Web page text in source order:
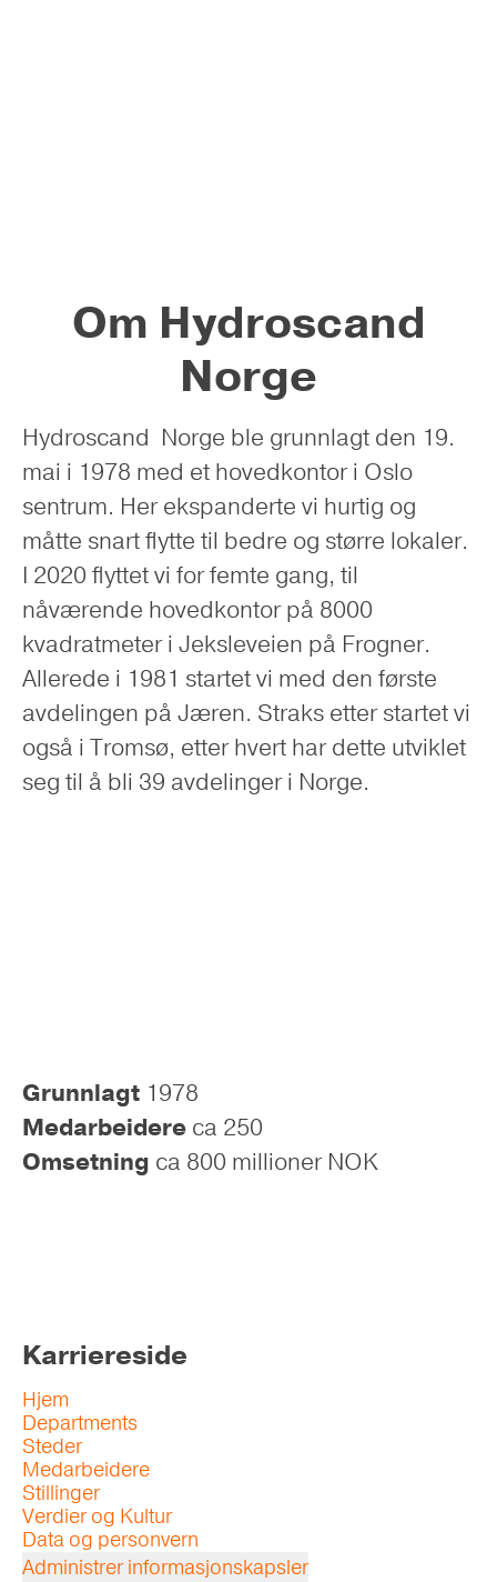
Om Hydroscand
Norge
Hydroscand Norge ble grunnlagt den 19.
mai i 1978 med et hovedkontor i Oslo
sentrum. Her ekspanderte vi hurtig og
måtte snart flytte til bedre og større lokaler.
I 2020 flyttet vi for femte gang, til
nåværende hovedkontor på 8000
kvadratmeter i Jeksleveien på Frogner.
Allerede i 1981 startet vi med den første
avdelingen på Jæren. Straks etter startet vi
også i Tromsø, etter hvert har dette utviklet
seg til å bli 39 avdelinger i Norge.
Grunnlagt 1978
Medarbeidere ca 250
Omsetning ca 800 millioner NOK
Karriereside
Hjem
Departments
Steder
Medarbeidere
Stillinger
Verdier og Kultur
Data og personvern
Administrer informasjonskapsler